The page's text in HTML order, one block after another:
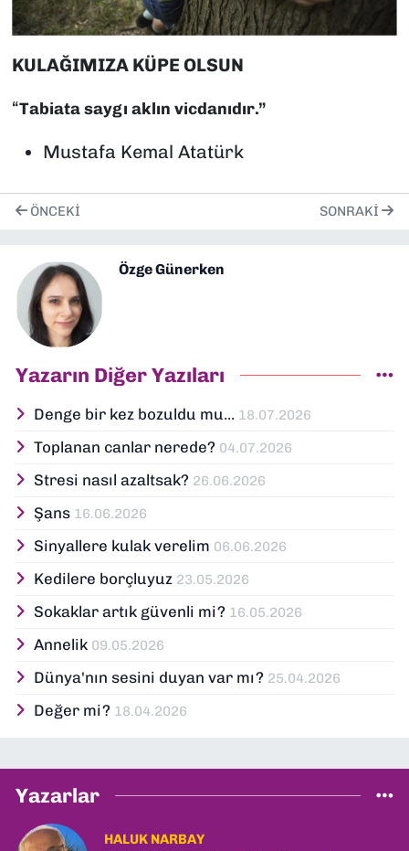
KULAĞIMIZA KÜPE OLSUN
“Tabiata saygı aklın vicdanıdır.”
Mustafa Kemal Atatürk
ÖNCEKI SONRAKI
Özge Günerken
Yazarın Diğer Yazıları
Denge bir kez bozuldu mu... 18.07.2026
Toplanan canlar nerede? 04.07.2026
Stresi nasıl azaltsak? 26.06.2026
Şans 16.06.2026
Sinyallere kulak verelim 06.06.2026
Kedilere borçluyuz 23.05.2026
Sokaklar artık güvenli mi? 16.05.2026
Annelik 09.05.2026
Dünya'nın sesini duyan var mı? 25.04.2026
Değer mi? 18.04.2026
Yazarlar
HALUK NARBAY